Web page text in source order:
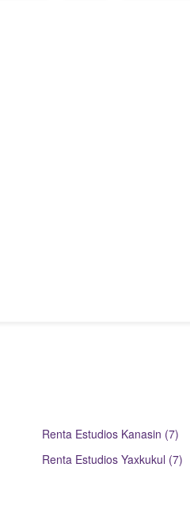
Renta Estudios Kanasin (7)
Renta Estudios Yaxkukul (7)